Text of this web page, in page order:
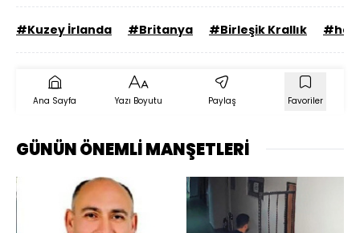
#Kuzey İrlanda #Britanya #Birleşik Krallık
Ana Sayfa Yazı Boyutu Paylaş Favoriler
GÜNÜN ÖNEMLİ MANŞETLERİ